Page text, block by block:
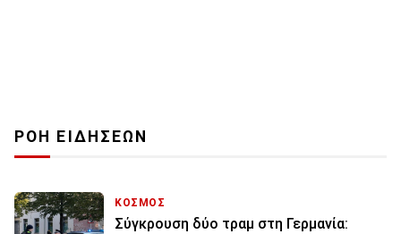
ΡΟΗ ΕΙΔΗΣΕΩΝ
ΚΟΣΜΟΣ
Σύγκρουση δύο τραμ στη Γερμανία: